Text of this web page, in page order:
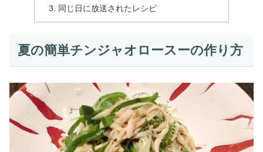
同じ日に放送されたレシピ
夏の簡単チンジャオロースーの作り方